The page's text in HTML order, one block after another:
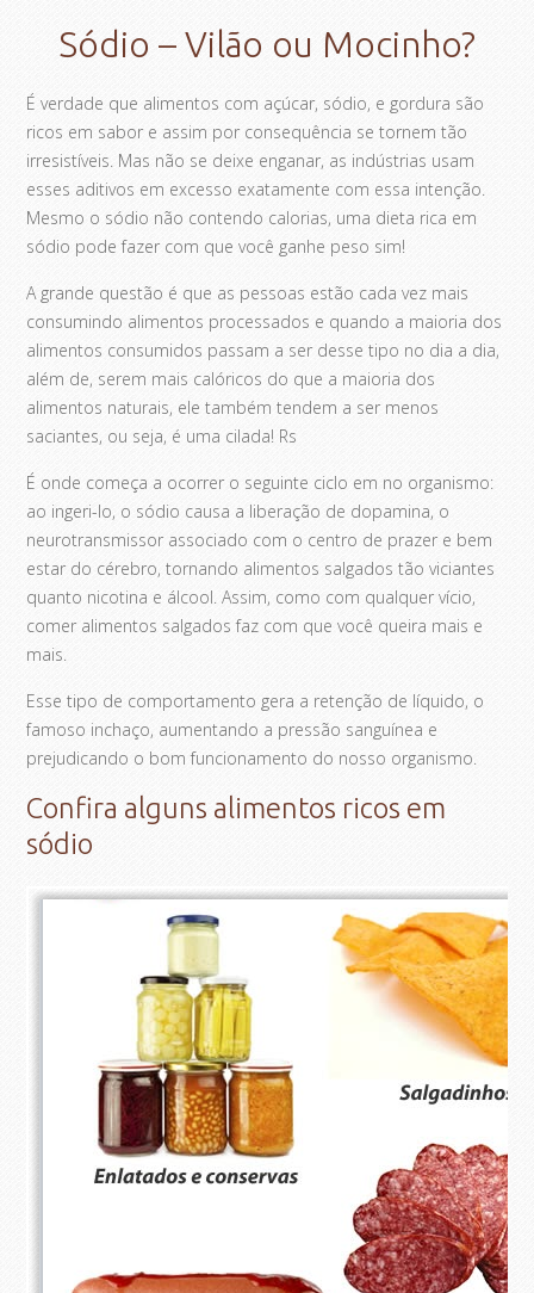
Sódio – Vilão ou Mocinho?
É verdade que alimentos com açúcar, sódio, e gordura são
ricos em sabor e assim por consequência se tornem tão
irresistíveis. Mas não se deixe enganar, as indústrias usam
esses aditivos em excesso exatamente com essa intenção.
Mesmo o sódio não contendo calorias, uma dieta rica em
sódio pode fazer com que você ganhe peso sim!
A grande questão é que as pessoas estão cada vez mais
consumindo alimentos processados e quando a maioria dos
alimentos consumidos passam a ser desse tipo no dia a dia,
além de, serem mais calóricos do que a maioria dos
alimentos naturais, ele também tendem a ser menos
saciantes, ou seja, é uma cilada! Rs
É onde começa a ocorrer o seguinte ciclo em no organismo:
ao ingeri-lo, o sódio causa a liberação de dopamina, o
neurotransmissor associado com o centro de prazer e bem
estar do cérebro, tornando alimentos salgados tão viciantes
quanto nicotina e álcool. Assim, como com qualquer vício,
comer alimentos salgados faz com que você queira mais e
mais.
Esse tipo de comportamento gera a retenção de líquido, o
famoso inchaço, aumentando a pressão sanguínea e
prejudicando o bom funcionamento do nosso organismo.
Confira alguns alimentos ricos em
sódio